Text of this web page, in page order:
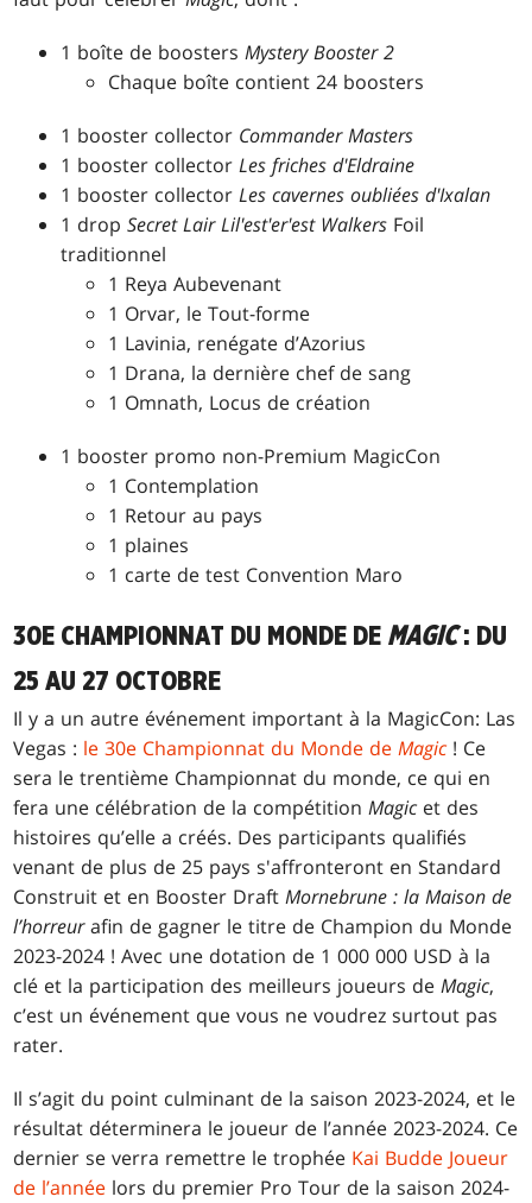
1 boîte de boostersMystery Booster 2
Chaque boîte contient 24 boosters
1 booster collector Commander Masters
1 booster collectorLes friches d'Eldraine
1 booster collectorLes cavernes oubliées d'Ixalan
1 dropSecret LairLil'est'er'est Walkers Foil
traditionnel
1 Reya Aubevenant
1 Orvar, le Tout-forme
1 Lavinia, renégate d’Azorius
1 Drana, la dernière chef de sang
1 Omnath, Locus de création
1 booster promo non-Premium MagicCon
1 Contemplation
1 Retour au pays
1 plaines
1 carte de test Convention Maro
30E CHAMPIONNAT DU MONDE DE MAGIC: DU
25 AU 27 OCTOBRE
Il y a un autre événement important à la MagicCon: Las
Vegas : le 30e Championnat du Monde deMagic! Ce
sera le trentième Championnat du monde, ce qui en
fera une célébration de la compétitionMagic et des
histoires qu’elle a créés. Des participants qualifiés
venant de plus de 25 pays s'affronteront en Standard
Construit et en Booster DraftMornebrune : la Maison de
l’horreurafin de gagner le titre de Champion du Monde
2023-2024 ! Avec une dotation de 1 000 000 USD à la
clé et la participation des meilleurs joueurs deMagic,
c’est un événement que vous ne voudrez surtout pas
rater.
Il s’agit du point culminant de la saison 2023-2024, et le
résultat déterminera le joueur de l’année 2023-2024. Ce
dernier se verra remettre le trophée Kai Budde Joueur
de l’année lors du premier Pro Tour de la saison 2024-